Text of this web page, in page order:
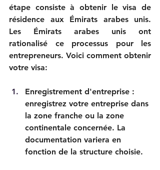
étape consiste à obtenir le visa de
résidence aux Émirats arabes unis.
Les Émirats arabes unis ont
rationalisé ce processus pour les
entrepreneurs. Voici comment obtenir
votre visa:
Enregistrement d'entreprise :
enregistrez votre entreprise dans
la zone franche ou la zone
continentale concernée. La
documentation variera en
fonction de la structure choisie.